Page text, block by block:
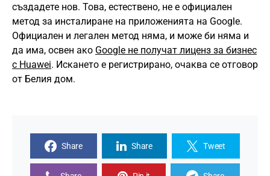
създадете нов. Това, естествено, не е официален
метод за инсталиране на приложенията на Google.
Официален и легален метод няма, и може би няма и
да има, освен ако Google не получат лиценз за бизнес
с Huawei. Искането е регистрирано, очаква се отговор
от Белия дом.
Share Share Tweet